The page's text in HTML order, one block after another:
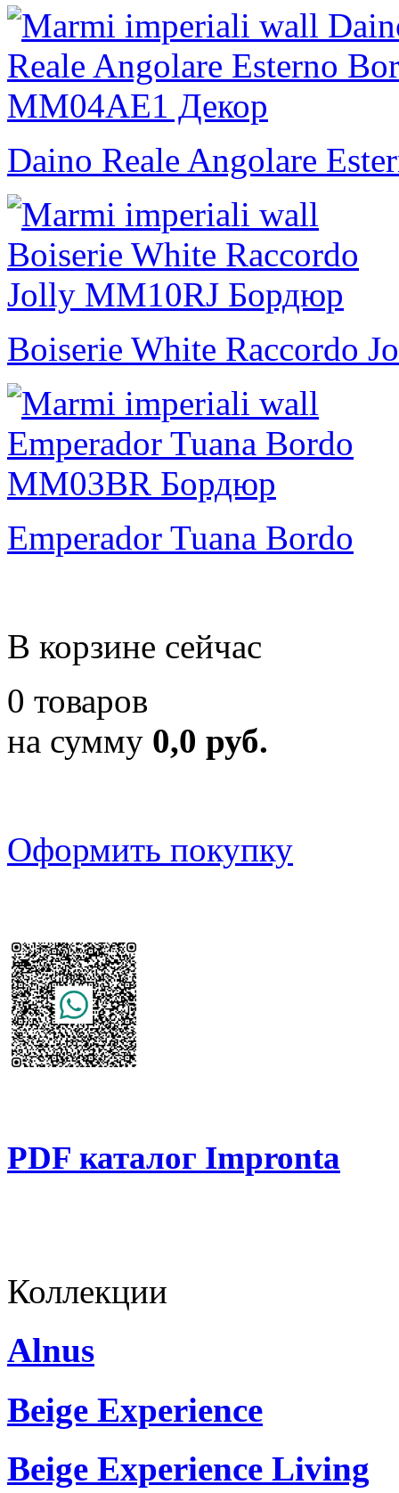
Daino Reale Angolare
Boiserie White Raccordo
Emperador Tuana Bordo
В корзине сейчас
0 товаров
на сумму 0,0 руб.
Оформить покупку
PDF каталог Impronta
Коллекции
Alnus
Beige Experience
Beige Experience Living